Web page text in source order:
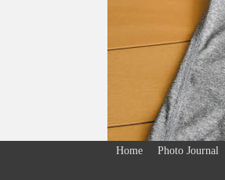
Home Photo Journal